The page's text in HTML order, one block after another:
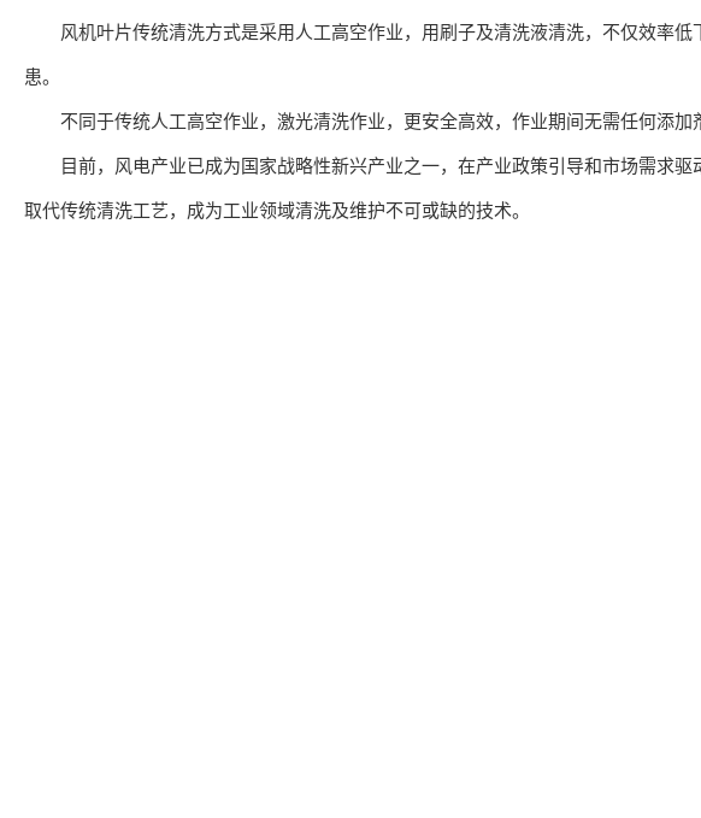
风机叶片传统清洗方式是采用人工高空作业，用刷子及清洗液清洗，不仅效率低
患。
不同于传统人工高空作业，激光清洗作业，更安全高效，作业期间无需任何添加
目前，风电产业已成为国家战略性新兴产业之一，在产业政策引导和市场需求驱
取代传统清洗工艺，成为工业领域清洗及维护不可或缺的技术。